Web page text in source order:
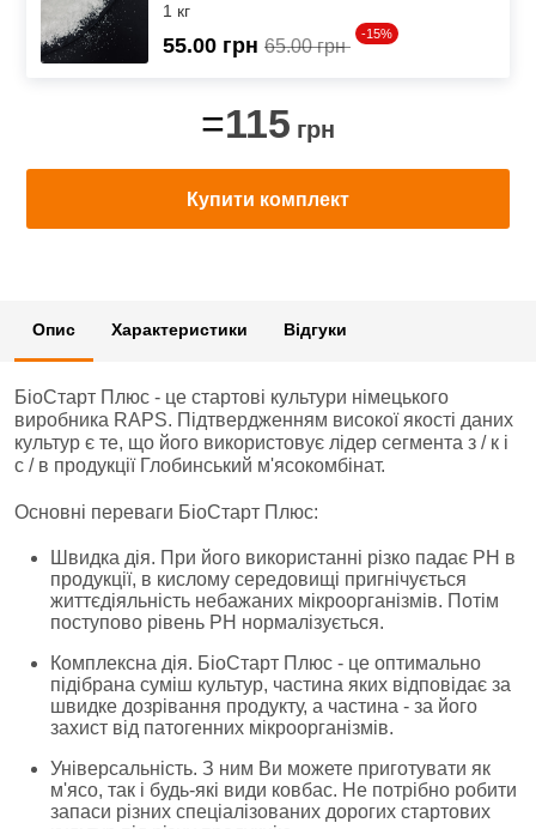
1 кг
55.00 грн 65.00 грн
-15%
=115 грн
Купити комплект
Опис Характеристики Відгуки
БіоСтарт Плюс - це стартові культури німецького
виробника RAPS. Підтвердженням високої якості даних
культур є те, що його використовує лідер сегмента з / к і
с / в продукції Глобинський м'ясокомбінат.
Основні переваги БіоСтарт Плюс:
Швидка дія. При його використанні різко падає PH в
продукції, в кислому середовищі пригнічується
життєдіяльність небажаних мікроорганізмів. Потім
поступово рівень PH нормалізується.
Комплексна дія. БіоСтарт Плюс - це оптимально
підібрана суміш культур, частина яких відповідає за
швидке дозрівання продукту, а частина - за його
захист від патогенних мікроорганізмів.
Універсальність. З ним Ви можете приготувати як
м'ясо, так і будь-які види ковбас. Не потрібно робити
запаси різних спеціалізованих дорогих стартових